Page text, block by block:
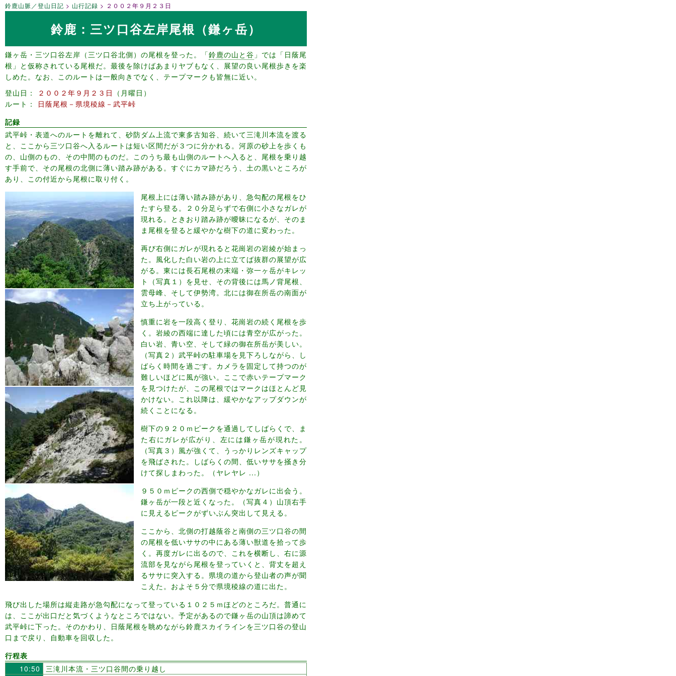
鈴鹿山脈／登山日記 山行記録 ２００２年９月２３日
鈴鹿：三ツ口谷左岸尾根（鎌ヶ岳）
鎌ヶ岳・三ツ口谷左岸（三ツ口谷北側）の尾根を登った。「鈴鹿の山と谷 」では「日蔭尾
根」と仮称されている尾根だ。最後を除けばあまりヤブもなく、展望の良い尾根歩きを楽
しめた。なお、このルートは一般向きでなく、テープマークも皆無に近い。
登山日
２００２年９月２３日
月曜日
ルート
日蔭尾根－県境稜線－武平峠
記録
武平峠・表道へのルートを離れて、砂防ダム上流で東多古知谷、続いて三滝川本流を渡る
と、ここから三ツ口谷へ入るルートは短い区間だが３つに分かれる。河原の砂上を歩くも
の、山側のもの、その中間のものだ。このうち最も山側のルートへ入ると、尾根を乗り越
す手前で、その尾根の北側に薄い踏み跡がある。すぐにカマ跡だろう、土の黒いところが
あり、この付近から尾根に取り付く。
尾根上には薄い踏み跡があり、急勾配の尾根をひ
たすら登る。２０分足らずで右側に小さなガレが
現れる。ときおり踏み跡が曖昧になるが、そのま
ま尾根を登ると緩やかな樹下の道に変わった。
再び右側にガレが現れると花崗岩の岩綾が始まっ
た。風化した白い岩の上に立てば抜群の展望が広
がる。東には長石尾根の末端・弥一ヶ岳がキレッ
ト（写真１）を見せ、その背後には馬ノ背尾根、
雲母峰、そして伊勢湾。北には御在所岳の南面が
立ち上がっている。
慎重に岩を一段高く登り、花崗岩の続く尾根を歩
く。岩綾の西端に達した頃には青空が広がった。
白い岩、青い空、そして緑の御在所岳が美しい。
（写真２）武平峠の駐車場を見下ろしながら、し
ばらく時間を過ごす。カメラを固定して持つのが
難しいほどに風が強い。ここで赤いテープマーク
を見つけたが、この尾根ではマークはほとんど見
かけない。これ以降は、緩やかなアップダウンが
続くことになる。
樹下の９２０ｍピークを通過してしばらくで、ま
た右にガレが広がり、左には鎌ヶ岳が現れた。
（写真３）風が強くて、うっかりレンズキャップ
を飛ばされた。しばらくの間、低いササを掻き分
けて探しまわった。（ヤレヤレ ...）
９５０ｍピークの西側で穏やかなガレに出会う。
鎌ヶ岳が一段と近くなった。（写真４）山頂右手
に見えるピークがずいぶん突出して見える。
ここから、北側の打越蔭谷と南側の三ツ口谷の間
の尾根を低いササの中にある薄い獣道を拾って歩
く。再度ガレに出るので、これを横断し、右に源
流部を見ながら尾根を登っていくと、背丈を超え
るササに突入する。県境の道から登山者の声が聞
こえた。およそ５分で県境稜線の道に出た。
飛び出した場所は縦走路が急勾配になって登っている１０２５ｍほどのところだ。普通に
は、ここが出口だと気づくようなところではない。予定があるので鎌ヶ岳の山頂は諦めて
武平峠に下った。そのかわり、日蔭尾根を眺めながら鈴鹿スカイラインを三ツ口谷の登山
口まで戻り、自動車を回収した。
行程表
10:50
三滝川本流・三ツ口谷間の乗り越し